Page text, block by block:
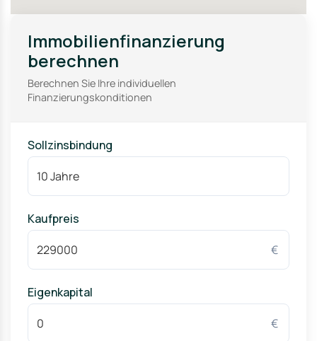
Immobilienfinanzierung
berechnen
Berechnen Sie Ihre individuellen
Finanzierungskonditionen
Sollzinsbindung
Kaufpreis
€
Eigenkapital
€